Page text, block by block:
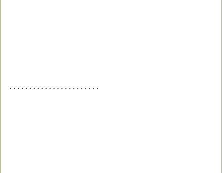
. . . . . . . . . . . . . . . . . . . . . . .